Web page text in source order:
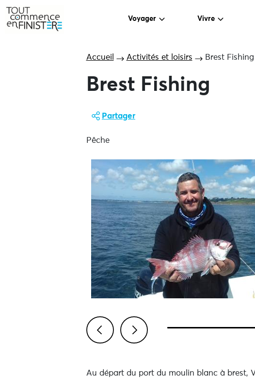
Voyager Vivre
Accueil Activités et loisirs Brest Fishing
Brest Fishing
Partager
Pêche
Au départ du port du moulin blanc à brest,